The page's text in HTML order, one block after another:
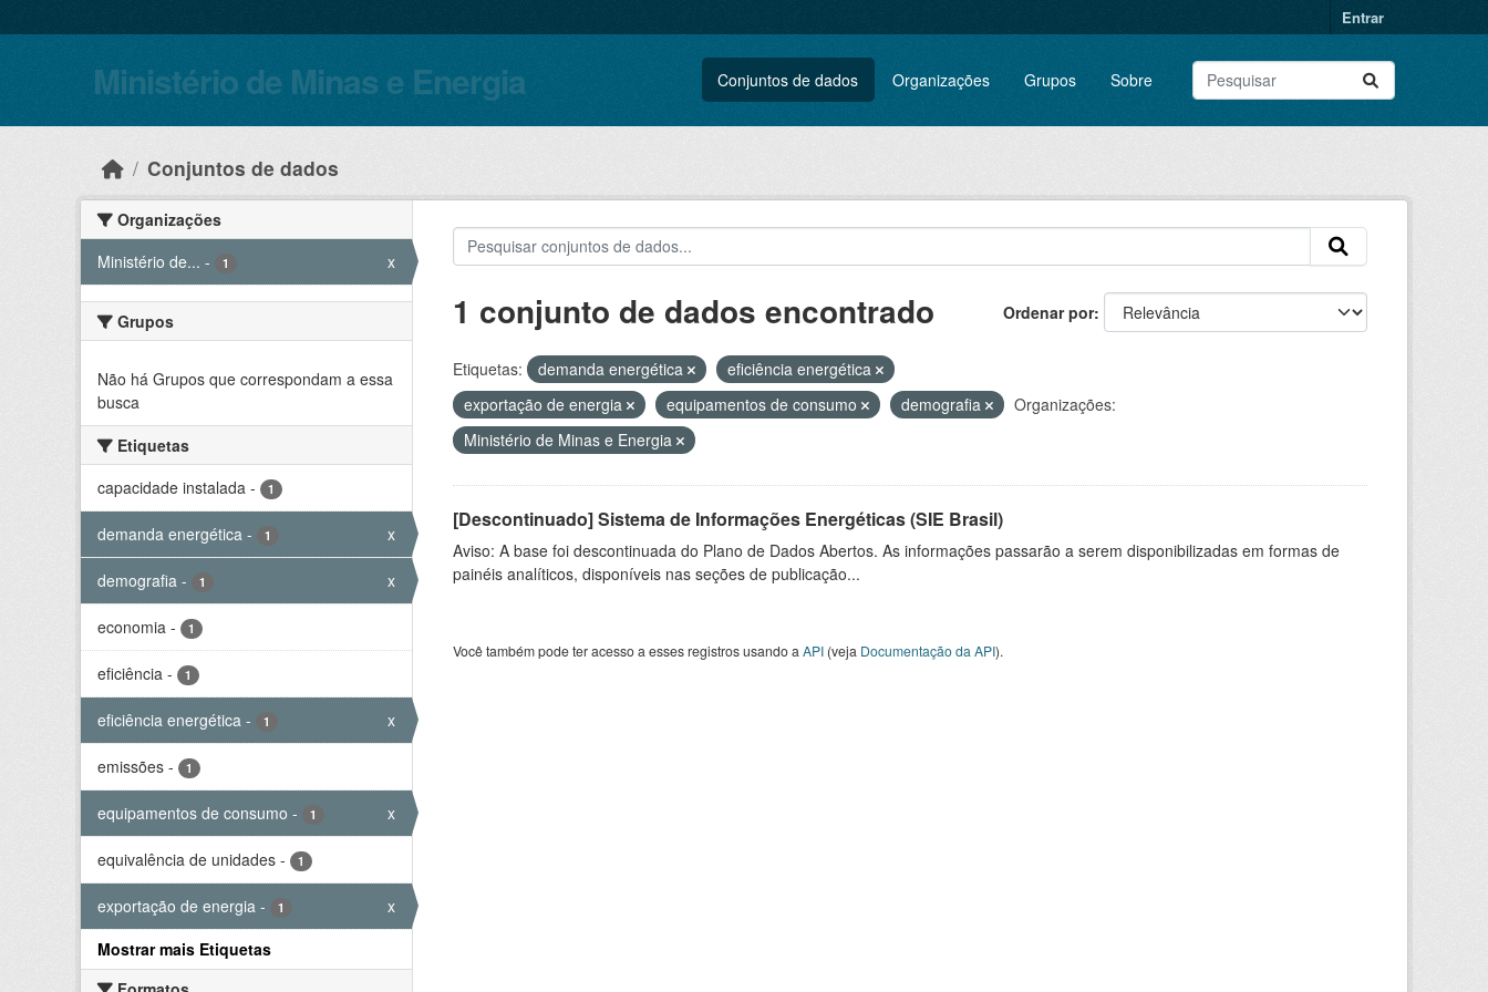
Entrar
Ministério de Minas e Energia Conjuntos de dados Organizações Grupos Sobre
Conjuntos de dados
Organizações
Ministério de... - 1 x
Grupos
Não há Grupos que correspondam a essa
busca
Etiquetas
capacidade instalada - 1
demanda energética - 1 x
demografia - 1 x
economia - 1
eficiência - 1
eficiência energética - 1 x
emissões - 1
equipamentos de consumo - 1 x
equivalência de unidades - 1
exportação de energia - 1
x
Mostrar mais Etiquetas
Ordenar por
1 conjunto de dados encontrado
Etiquetas: demanda energética
eficiência energética
exportação de energia
equipamentos de consumo demografia
Organizações:
Ministério de Minas e Energia
[Descontinuado] Sistema de Informações Energéticas (SIE Brasil)
Aviso: A base foi descontinuada do Plano de Dados Abertos. As informações passarão a serem disponibilizadas em formas de
painéis analíticos, disponíveis nas seções de publicação...
Você também pode ter acesso a esses registros usando a API(veja Documentação da API).